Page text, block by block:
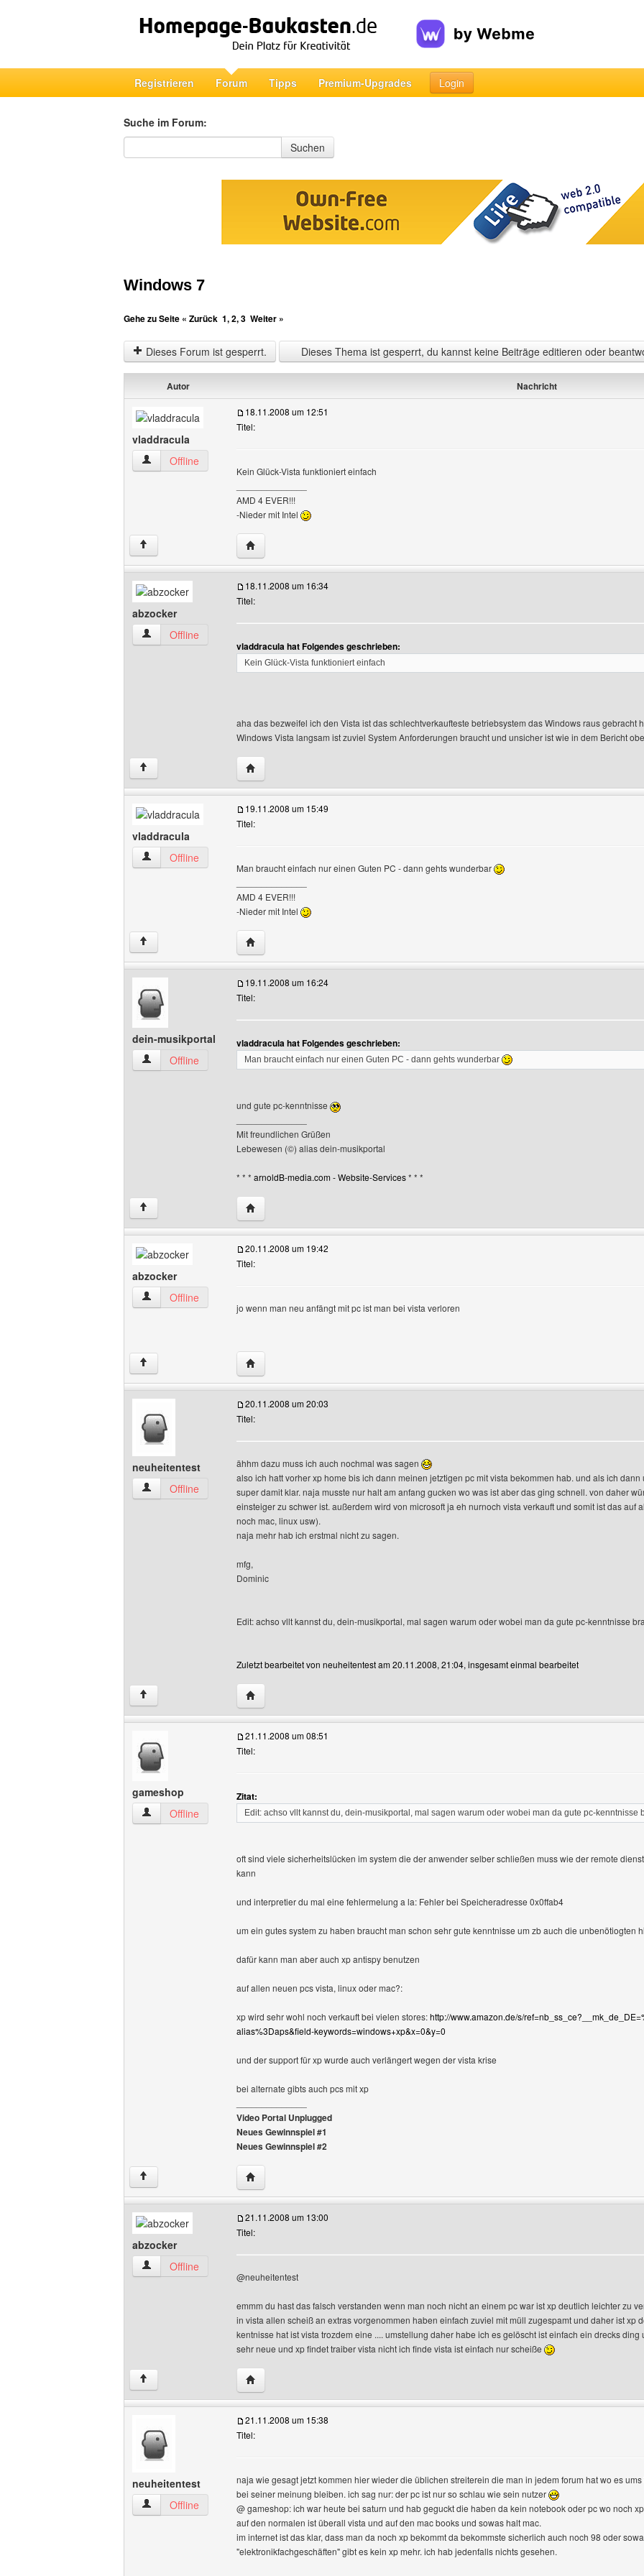
Registrieren Forum Tipps Premium-Upgrades Login
Suche im Forum:
Suche im Forum
Suchen
Windows 7
Gehe zu Seite « Zurück 1,2,3 Weiter »
Dieses Forum ist gesperrt. Dieses Thema ist gesperrt, du kannst keine Beiträge editieren oder
Autor Nachricht
vladdracula
vladdracula Benutzer-Profile anzeigen
Offline
18.11.2008 um 12:51
Titel:
Kein Glück-Vista funktioniert einfach
AMD 4 EVER!!!
-Nieder mit Intel
↑ Website dieses Benutzers besuchen: vladdracula
abzocker
abzocker Benutzer-Profile anzeigen
Offline
18.11.2008 um 16:34
Titel:
vladdracula hat Folgendes geschrieben:
Kein Glück-Vista funktioniert einfach
aha das bezweifel ich den Vista ist das schlechtverkaufteste betriebsystem das Windows raus gebracht
Windows Vista langsam ist zuviel System Anforderungen braucht und unsicher ist wie in dem Bericht
↑ Website dieses Benutzers besuchen: abzocker
vladdracula
vladdracula Benutzer-Profile anzeigen
Offline
19.11.2008 um 15:49
Titel:
Man braucht einfach nur einen Guten PC - dann gehts wunderbar
AMD 4 EVER!!!
-Nieder mit Intel
↑ Website dieses Benutzers besuchen: vladdracula
dein-musikportal
dein-musikportal Benutzer-Profile anzeigen
Offline
19.11.2008 um 16:24
Titel:
vladdracula hat Folgendes geschrieben:
Man braucht einfach nur einen Guten PC - dann gehts wunderbar
und gute pc-kenntnisse
Mit freundlichen Grüßen
Lebewesen (©) alias dein-musikportal
* * * arnoldB-media.com - Website-Services* * *
↑ Website dieses Benutzers besuchen: dein-musikportal
abzocker
abzocker Benutzer-Profile anzeigen
Offline
20.11.2008 um 19:42
Titel:
jo wenn man neu anfängt mit pc ist man bei vista verloren
↑ Website dieses Benutzers besuchen: abzocker
neuheitentest
neuheitentest Benutzer-Profile anzeigen
Offline
20.11.2008 um 20:03
Titel:
ähhm dazu muss ich auch nochmal was sagen
also ich hatt vorher xp home bis ich dann meinen jetztigen pc mit vista bekommen hab. und als ich
super damit klar. naja musste nur halt am anfang gucken wo was ist aber das ging schnell. von daher
einsteiger zu schwer ist. außerdem wird von microsoft ja eh nurnoch vista verkauft und somit ist das auf
noch mac, linux usw).
naja mehr hab ich erstmal nicht zu sagen.
mfg,
Dominic
Edit: achso vllt kannst du, dein-musikportal, mal sagen warum oder wobei man da gute pc-kenntnisse
Zuletzt bearbeitet von neuheitentest am 20.11.2008, 21:04, insgesamt einmal bearbeitet
↑ Website dieses Benutzers besuchen: neuheitentest
gameshop
gameshop Benutzer-Profile anzeigen
Offline
21.11.2008 um 08:51
Titel:
Zitat:
Edit: achso vllt kannst du, dein-musikportal, mal sagen warum oder wobei man da gute pc-kenntnisse
oft sind viele sicherheitslücken im system die der anwender selber schließen muss wie der remote
kann
und interpretier du mal eine fehlermelung a la: Fehler bei Speicheradresse 0x0ffab4
um ein gutes system zu haben braucht man schon sehr gute kenntnisse um zb auch die unbenötiogten
dafür kann man aber auch xp antispy benutzen
auf allen neuen pcs vista, linux oder mac?:
xp wird sehr wohl noch verkauft bei vielen stores:http://www.amazon.de/s/
alias%3Daps&field-keywords=windows+xp&x=0&y=0
und der support für xp wurde auch verlängert wegen der vista krise
bei alternate gibts auch pcs mit xp
Video Portal Unplugged
Neues Gewinnspiel #1
Neues Gewinnspiel #2
↑ Website dieses Benutzers besuchen: gameshop
abzocker
abzocker Benutzer-Profile anzeigen
Offline
21.11.2008 um 13:00
Titel:
@neuheitentest
emmm du hast das falsch verstanden wenn man noch nicht an einem pc war ist xp deutlich leichter zu
in vista allen scheiß an extras vorgenommen haben einfach zuviel mit müll zugespamt und daher ist xp
kentnisse hat ist vista trozdem eine .... umstellung daher habe ich es gelöscht ist einfach ein drecks
sehr neue und xp findet traiber vista nicht ich finde vista ist einfach nur scheiße
↑ Website dieses Benutzers besuchen: abzocker
neuheitentest
neuheitentest Benutzer-Profile anzeigen
Offline
21.11.2008 um 15:38
Titel:
naja wie gesagt jetzt kommen hier wieder die üblichen streiterein die man in jedem forum hat wo es
bei seiner meinung bleiben. ich sag nur: der pc ist nur so schlau wie sein nutzer
@ gameshop: ich war heute bei saturn und hab geguckt die haben da kein notebook oder pc wo noch
auf den normalen ist überall vista und auf den mac books und sowas halt mac.
im internet ist das klar, dass man da noch xp bekommt da bekommste sicherlich auch noch 98 oder
"elektronikfachgeschäften" gibt es kein xp mehr. ich hab jedenfalls nichts gesehen.